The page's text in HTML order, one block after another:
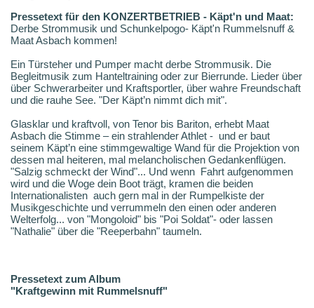
Pressetext für den KONZERTBETRIEB - Käpt'n und Maat:
Derbe Strommusik und Schunkelpogo- Käpt'n Rummelsnuff &
Maat Asbach kommen!
Ein Türsteher und Pumper macht derbe Strommusik. Die
Begleitmusik zum Hanteltraining oder zur Bierrunde. Lieder über
über Schwerarbeiter und Kraftsportler, über wahre Freundschaft
und die rauhe See. "Der Käpt’n nimmt dich mit".
Glasklar und kraftvoll, von Tenor bis Bariton, erhebt Maat
Asbach die Stimme – ein strahlender Athlet - und er baut
seinem Käpt’n eine stimmgewaltige Wand für die Projektion von
dessen mal heiteren, mal melancholischen Gedankenflügen.
"Salzig schmeckt der Wind"... Und wenn Fahrt aufgenommen
wird und die Woge dein Boot trägt, kramen die beiden
Internationalisten auch gern mal in der Rumpelkiste der
Musikgeschichte und verrummeln den einen oder anderen
Welterfolg... von "Mongoloid" bis "Poi Soldat"- oder lassen
"Nathalie" über die "Reeperbahn" taumeln.
Pressetext zum Album
"Kraftgewinn mit Rummelsnuff"